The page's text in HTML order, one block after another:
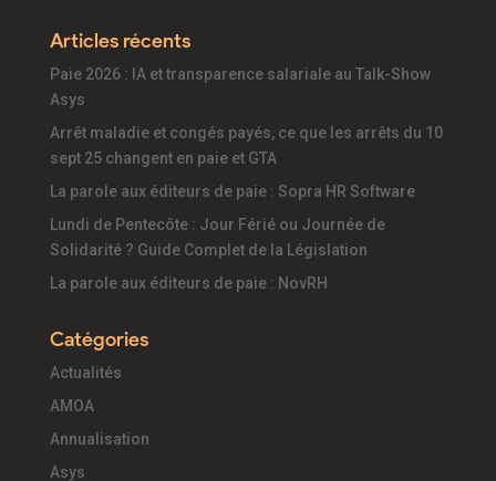
Articles récents
Paie 2026 : IA et transparence salariale au Talk-Show
Asys
Arrêt maladie et congés payés, ce que les arrêts du 10
sept 25 changent en paie et GTA
La parole aux éditeurs de paie : Sopra HR Software
Lundi de Pentecôte : Jour Férié ou Journée de
Solidarité ? Guide Complet de la Législation
La parole aux éditeurs de paie : NovRH
Catégories
Actualités
AMOA
Annualisation
Asys